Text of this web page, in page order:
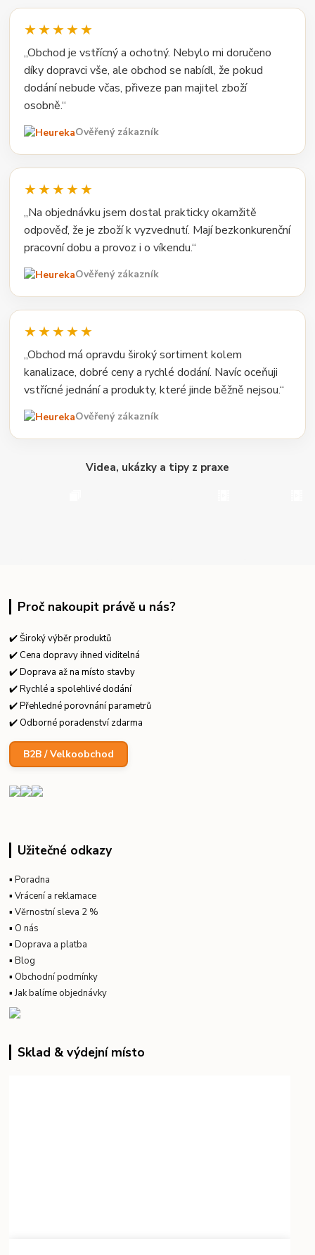
★★★★★
„Obchod je vstřícný a ochotný. Nebylo mi doručeno
díky dopravci vše, ale obchod se nabídl, že pokud
dodání nebude včas, přiveze pan majitel zboží
osobně.“
Ověřený zákazník
★★★★★
„Na objednávku jsem dostal prakticky okamžitě
odpověď, že je zboží k vyzvednutí. Mají bezkonkurenční
pracovní dobu a provoz i o víkendu.“
Ověřený zákazník
★★★★★
„Obchod má opravdu široký sortiment kolem
kanalizace, dobré ceny a rychlé dodání. Navíc oceňuji
vstřícné jednání a produkty, které jinde běžně nejsou.“
Ověřený zákazník
Videa, ukázky a tipy z praxe
Proč nakoupit právě u nás?
✔️ Široký výběr produktů
✔️ Cena dopravy ihned viditelná
✔️ Doprava až na místo stavby
✔️ Rychlé a spolehlivé dodání
✔️ Přehledné porovnání parametrů
✔️ Odborné poradenství zdarma
B2B / Velkoobchod
Užitečné odkazy
▪Poradna
▪Vrácení a reklamace
▪Věrnostní sleva 2 %
▪ O nás
▪Doprava a platba
▪Blog
▪ Obchodní podmínky
▪Jak balíme objednávky
Sklad & výdejní místo